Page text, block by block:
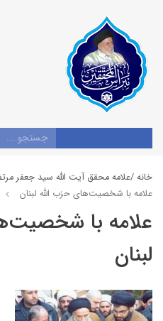
خانه /علامه محقق آیت الله سید جعفر
علامه با شخصیت‌های حزب الله لبنان
علامه با
لبنان